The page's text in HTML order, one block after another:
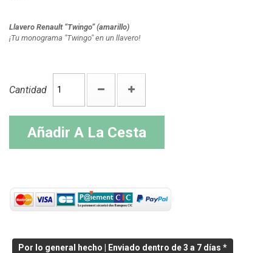
Llavero Renault “Twingo” (amarillo)
¡Tu monograma "Twingo" en un llavero!
Cantidad
Añadir A La Cesta
Por lo general hecho | Enviado dentro de 3 a 7 días *